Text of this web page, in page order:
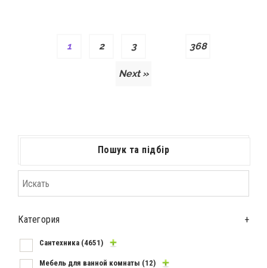
1 2 3 368
Next »
Пошук та підбір
Категория +
Сантехника (4651)
Мебель для ванной комнаты (12)